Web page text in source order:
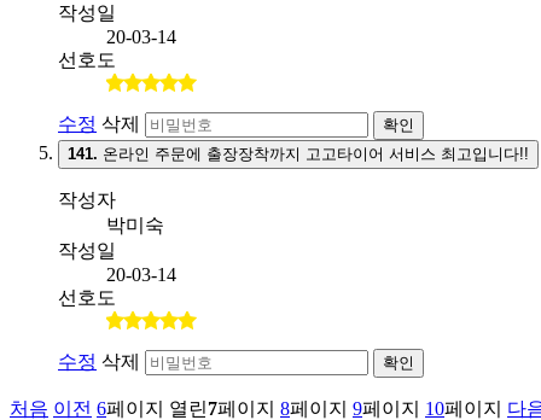
작성일
20-03-14
선호도
수정 삭제
확인
141. 온라인 주문에 출장장착까지 고고타이어 서비스 최고입니다!!
작성자
박미숙
작성일
20-03-14
선호도
수정 삭제 확인
처음 이전 6페이지 열린7페이지 8페이지 9페이지 10페이지
다